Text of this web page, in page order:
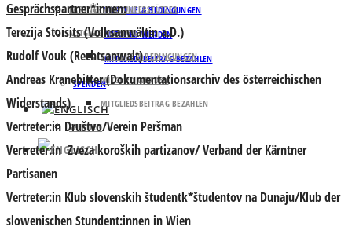
VORTEILE & BEDINGUNGEN
MITGLIED WERDEN
MITGLIEDSBEITRAG BEZAHLEN
SPENDEN
PARTNER UND UNTERSTÜTZER
MITGLIED WERDEN
VORTEILE & BEDINGUNGEN
MITGLIED WERDEN
MITGLIEDSBEITRAG BEZAHLEN
SPENDEN
Gesprächspartner*innen:
Terezija Stoisits(Volksanwältin a.D.)
Rudolf Vouk(Rechtsanwalt)
Andreas Kranebitter(Dokumentationsarchiv des österreichischen
Widerstands)
Vertreter:in Društvo/Verein Peršman
Vertreter:in Zveza koroških partizanov/ Verband der Kärntner
Partisanen
Vertreter:in Klub slovenskih študentk*študentov na Dunaju/Klub der
slowenischen Stundent:innen in Wien